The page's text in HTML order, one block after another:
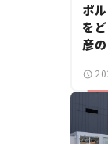
ポ
を
彦